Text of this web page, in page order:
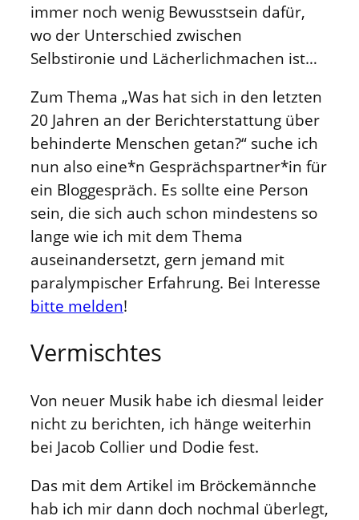
immer noch wenig Bewusstsein dafür,
wo der Unterschied zwischen
Selbstironie und Lächerlichmachen ist…
Zum Thema „Was hat sich in den letzten
20 Jahren an der Berichterstattung über
behinderte Menschen getan?“ suche ich
nun also eine*n Gesprächspartner*in für
ein Bloggespräch. Es sollte eine Person
sein, die sich auch schon mindestens so
lange wie ich mit dem Thema
auseinandersetzt, gern jemand mit
paralympischer Erfahrung. Bei Interesse
bitte melden!
Vermischtes
Von neuer Musik habe ich diesmal leider
nicht zu berichten, ich hänge weiterhin
bei Jacob Collier und Dodie fest.
Das mit dem Artikel im Bröckemännche
hab ich mir dann doch nochmal überlegt,